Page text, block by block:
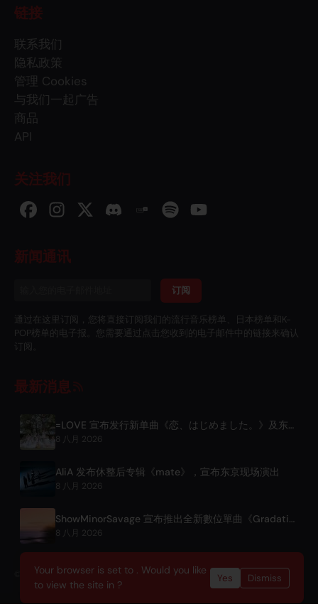
链接
联系我们
隐私政策
管理 Cookies
与我们一起广告
商品
API
关注我们
新闻通讯
订阅
通过在这里订阅，您将直接订阅我们的流行音乐榜单、日本榜单和K-
POP榜单的电子报。您需要通过点击您收到的电子邮件中的链接来确认
订阅。
最新消息
=LOVE 宣布发行新单曲《恋、はじめました。》及东京巨蛋演唱会
8 八月 2026
AliA 发布休整后专辑《mate》，宣布东京现场演出
8 八月 2026
ShowMinorSavage 宣布推出全新數位單曲《Gradation》
8 八月 2026
© 2026 OnlyHit. All rights reserved. - Metadata provided byACRCloud
Your browser is set to . Would you like
to view the site in ?
Yes Dismiss